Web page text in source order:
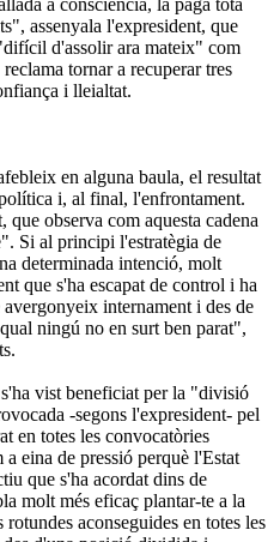
assenyala l'expresident, que
d'assolir ara mateix" com
tornar a recuperar tres
i lleialtat.
en alguna baula, el resultat
i, al final, l'enfrontament.
observa com aquesta cadena
Si al principi l'estratègia de
determinada intenció, molt
que s'ha escapat de control i ha
internament i des de
ningú no en surt ben parat",
vist beneficiat per la "divisió
-segons l'expresident- pel
en totes les convocatòries
eina de pressió perquè l'Estat
que s'ha acordat dins de
molt més eficaç plantar-te a la
aconseguides en totes les